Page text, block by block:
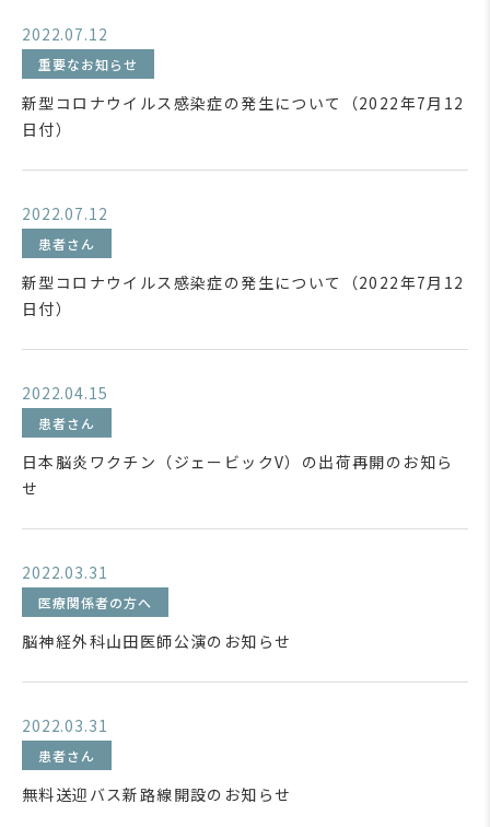
2022.07.12
重要なお知らせ
新型コロナウイルス感染症の発生について（2022年7月12
日付）
2022.07.12
患者さん
新型コロナウイルス感染症の発生について（2022年7月12
日付）
2022.04.15
患者さん
日本脳炎ワクチン（ジェービックV）の出荷再開のお知ら
せ
2022.03.31
医療関係者の方へ
脳神経外科山田医師公演のお知らせ
2022.03.31
患者さん
無料送迎バス新路線開設のお知らせ